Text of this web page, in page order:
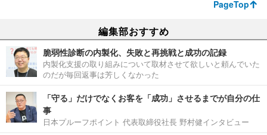
PageTop
編集部おすすめ
脆弱性診断の内製化、失敗と再挑戦と成功の記録
内製化支援の取り組みについて取材させて欲しいと頼んでいた
のだが毎回返事は芳しくなかった
「守る」だけでなくお客を「成功」させるまでが自分の仕
事
日本プルーフポイント 代表取締役社長 野村健インタビュー